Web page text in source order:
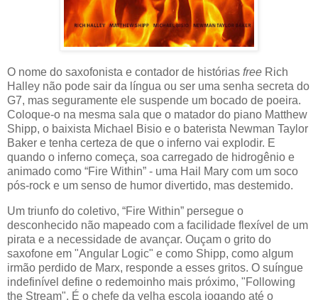
O nome do saxofonista e contador de histórias free Rich
Halley não pode sair da língua ou ser uma senha secreta do
G7, mas seguramente ele suspende um bocado de poeira.
Coloque-o na mesma sala que o matador do piano Matthew
Shipp, o baixista Michael Bisio e o baterista Newman Taylor
Baker e tenha certeza de que o inferno vai explodir. E
quando o inferno começa, soa carregado de hidrogênio e
animado como “Fire Within” - uma Hail Mary com um soco
pós-rock e um senso de humor divertido, mas destemido.
Um triunfo do coletivo, “Fire Within” persegue o
desconhecido não mapeado com a facilidade flexível de um
pirata e a necessidade de avançar. Ouçam o grito do
saxofone em "Angular Logic" e como Shipp, como algum
irmão perdido de Marx, responde a esses gritos. O suíngue
indefinível define o redemoinho mais próximo, "Following
the Stream". É o chefe da velha escola jogando até o